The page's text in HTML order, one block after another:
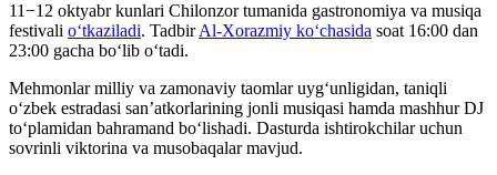
11−12 oktyabr kunlari Chilonzor tumanida gastronomiya va musiqa
festivali oʻtkaziladi. TadbirAl-Xorazmiy ko‘chasida soat 16:00 dan
23:00 gacha bo‘lib o‘tadi.
Mehmonlar milliy va zamonaviy taomlar uyg‘unligidan, taniqli
o‘zbek estradasi san’atkorlarining jonli musiqasi hamda mashhur DJ
to‘plamidan bahramand bo‘lishadi. Dasturda ishtirokchilar uchun
sovrinli viktorina va musobaqalar mavjud.